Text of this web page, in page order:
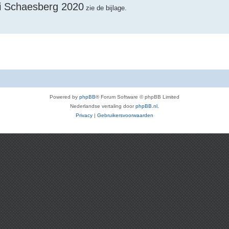
Schaesberg 2020 zie de bijlage.
Powered by phpBB® Forum Software © phpBB Limited
Nederlandse vertaling doorphpBB.nl
Privacy | Gebruikersvoorwaarden